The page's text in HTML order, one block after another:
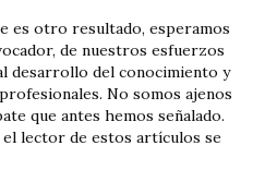
es otro resultado, esperamos
de nuestros esfuerzos
desarrollo del conocimiento y
No somos ajenos
que antes hemos señalado.
lector de estos artículos se